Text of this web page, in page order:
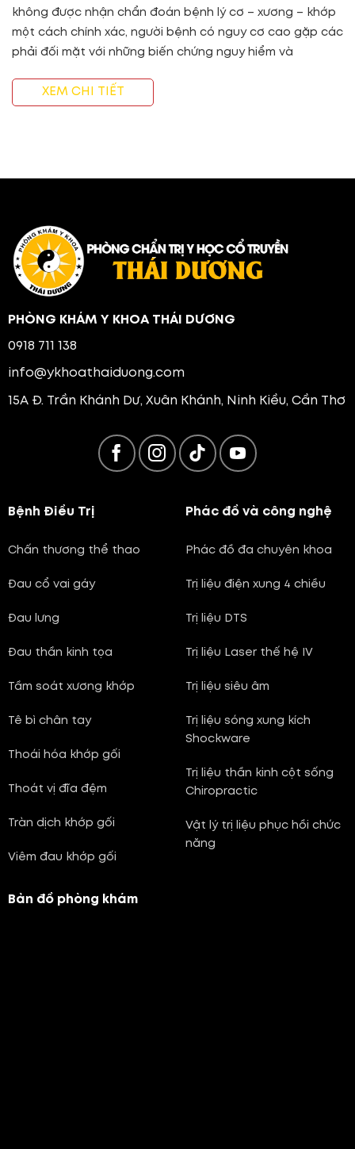
không được nhận chẩn đoán bệnh lý cơ – xương – khớp
một cách chính xác, người bệnh có nguy cơ cao gặp các
phải đối mặt với những biến chứng nguy hiểm và
XEM CHI TIẾT
PHÒNG KHÁM Y KHOA THÁI DƯƠNG
0918 711 138
info@ykhoathaiduong.com
15A Đ. Trần Khánh Dư, Xuân Khánh, Ninh Kiều, Cần Thơ
Bệnh Điều Trị
Chấn thương thể thao
Đau cổ vai gáy
Đau lưng
Đau thần kinh tọa
Tầm soát xương khớp
Tê bì chân tay
Thoái hóa khớp gối
Thoát vị đĩa đệm
Tràn dịch khớp gối
Viêm đau khớp gối
Phác đồ và công nghệ
Phác đồ đa chuyên khoa
Trị liệu điện xung 4 chiều
Trị liệu DTS
Trị liệu Laser thế hệ IV
Trị liệu siêu âm
Trị liệu sóng xung kích
Shockware
Trị liệu thần kinh cột sống
Chiropractic
Vật lý trị liệu phục hồi chức
năng
Bản đồ phòng khám